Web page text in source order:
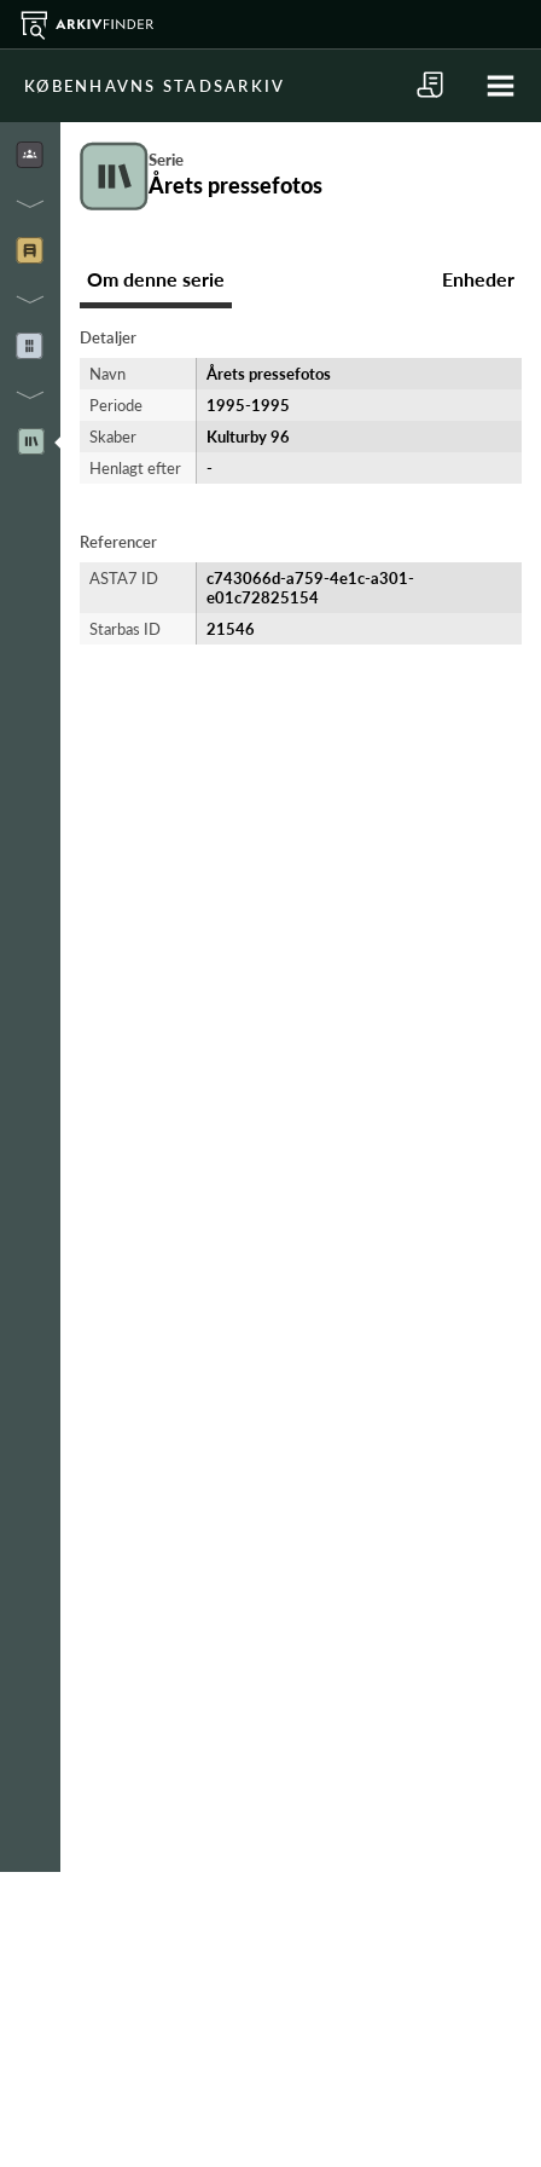
KØBENHAVNS STADSARKIV
Serie
Årets pressefotos
Om denne serie Enheder
Detaljer
Navn
Årets pressefotos
Periode
1995-​1995
Skaber
Kulturby 96
Henlagt efter
-
Referencer
ASTA7 ID
c743066d-a759-4e1c-a301-
e01c72825154
Starbas ID
21546